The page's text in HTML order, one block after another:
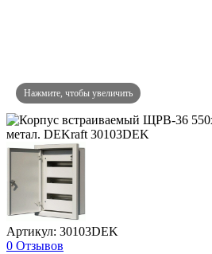
Артикул: 30103DEK
0 Отзывов